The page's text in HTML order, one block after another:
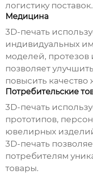
логистику поставок.
Медицина
3D-печать
индивидуальных
моделей, протезов
позволяет
повысить
Потребительские
3D-печать
прототипов,
ювелирных
3D-печать
потребителям
товары.